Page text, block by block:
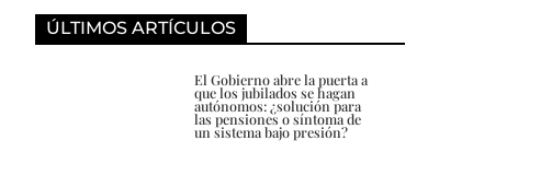
ÚLTIMOS ARTÍCULOS
El Gobierno abre la puerta a
que los jubilados se hagan
autónomos: ¿solución para
las pensiones o síntoma de
un sistema bajo presión?